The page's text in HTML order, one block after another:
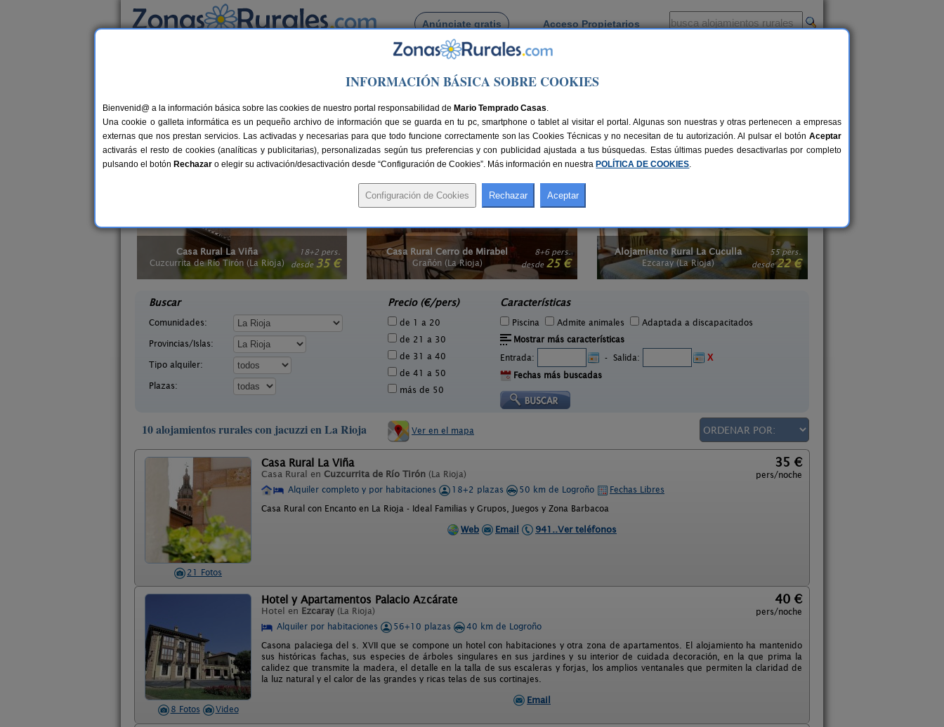
Anúnciate gratis Acceso Propietarios
Busca por pueblo
Casas rurales con jacuzzi en La Rioja
Las alojamientos rurales con jacuzzi en La Rioja son una buena elección, una experiencia diferente para disfrutar de un turismo rural placentero y
envidiable. Relájate con el hidromasaje y vive una estancia mágica e inolvidable para repetir. Además, también puedes encontrarcasas rurales con spa en
casas rurales con sauna en La Rioja . Elige un destino con encanto y disfruta de un viaje romántico a la vez que relajante y reconfortable.
8+6 pers.
desde 25 €
Casa Rural Cerro de Mirabel
Grañón (La Rioja)
55 pers.
desde 22 €
Alojamiento Rural La Cuculla
Ezcaray (La Rioja)
2-8+1 pers.
desde38 €
La Posada del Santo
Cañas (La Rioja)
Buscar
Comunidades:
Provincias/Islas:
Tipo alquiler:
Plazas:
Precio (€/pers)
de 1 a 20
de 21 a 30
de 31 a 40
de 41 a 50
más de 50
Características
Piscina Admite animales
Adaptada a discapacitados
Mostrar más características
Entrada:
- Salida:
X
Fechas más buscadas
10 alojamientos rurales con jacuzzi en La Rioja Ver en el mapa
21 Fotos
Casa Rural La Viña
Casa Rural en Cuzcurrita de Río Tirón (La Rioja)
35 €
pers/noche
Alquiler completo y por habitaciones
18+2 plazas 50 km de Logroño
Fechas Libres
Casa Rural con Encanto en La Rioja - Ideal Familias y Grupos, Juegos y Zona Barbacoa
Web
Email 941..Ver teléfonos
8 Fotos Video
Hotel y Apartamentos Palacio Azcárate
Hotel en Ezcaray (La Rioja)
40 €
pers/noche
Alquiler por habitaciones
56+10 plazas
40 km de Logroño
Casona palaciega del s. XVII que se compone un hotel con habitaciones y otra zona de apartamentos. El alojamiento ha mantenido
sus históricas fachas, sus especies de árboles singulares en sus jardines y su interior de cuidada decoración, en la que prima la
calidez que transmite la madera, el detalle en la talla de sus escaleras y forjas, los amplios ventanales que permiten la claridad de
la luz natural y el calor de las grandes y ricas telas de sus cortinajes.
Email
INFORMACIÓN BÁSICA SOBRE COOKIES
Bienvenid@ a la información básica sobre las cookies de nuestro portal responsabilidad de Mario Temprado Casas.
Una cookie o galleta informática es un pequeño archivo de información que se guarda en tu pc, smartphone o tablet al visitar el portal. Algunas son nuestras y otras pertenecen a empresas
externas que nos prestan servicios. Las activadas y necesarias para que todo funcione correctamente son las Cookies Técnicas y no necesitan de tu autorización. Al pulsar el botón Aceptar
activarás el resto de cookies (analíticas y publicitarias), personalizadas según tus preferencias y con publicidad ajustada a tus búsquedas. Estas últimas puedes desactivarlas por completo
pulsando el botón Rechazar o elegir su activación/desactivación desde “Configuración de Cookies”. Más información en nuestra POLÍTICA DE COOKIES.